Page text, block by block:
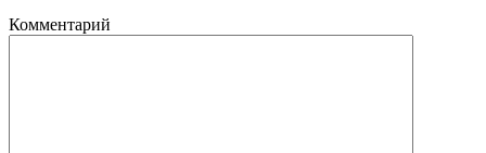
Комментарий